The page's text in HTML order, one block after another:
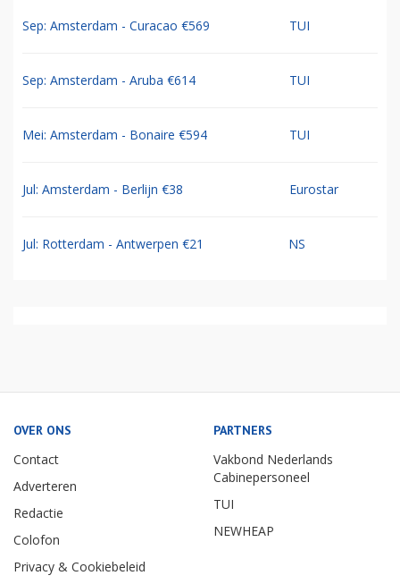
Sep: Amsterdam - Curacao €569 TUI
Sep: Amsterdam - Aruba €614 TUI
Mei: Amsterdam - Bonaire €594 TUI
Jul: Amsterdam - Berlijn €38 Eurostar
Jul: Rotterdam - Antwerpen €21 NS
OVER ONS
Contact
Adverteren
Redactie
Colofon
Privacy & Cookiebeleid
PARTNERS
Vakbond Nederlands
Cabinepersoneel
TUI
NEWHEAP